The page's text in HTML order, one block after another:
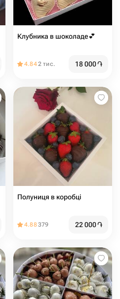
Клубника в шоколаде💕
4.842 тис. 18 000֏
Полуниця в коробці
4.88379 22 000֏